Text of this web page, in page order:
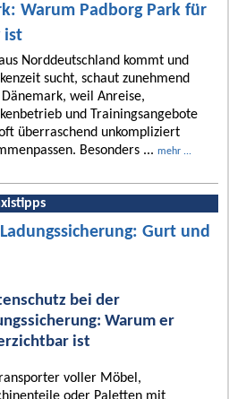
Warum Padborg Park für
ist
Norddeutschland kommt und
sucht, schaut zunehmend
Dänemark, weil Anreise,
und Trainingsangebote
überraschend unkompliziert
Besonders ... mehr ...
Gurt und
bei der
Warum er
ist
voller Möbel,